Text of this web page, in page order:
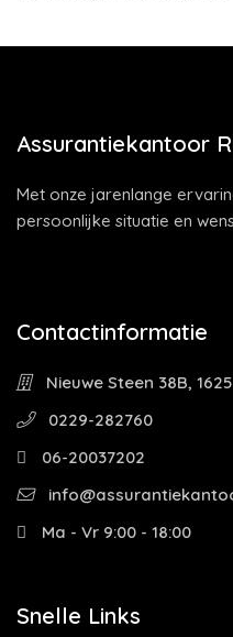
Assurantiekantoor
Met onze jarenlange
persoonlijke situatie en
Contactinformatie
Nieuwe Steen 38B,
0229-282760
06-20037202
Ma - Vr 9:00 - 18:00
Snelle Links